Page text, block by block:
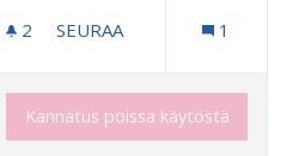
2 2 SEURAAJAA
SEURAA 1
Kannatus poissa käytöstä